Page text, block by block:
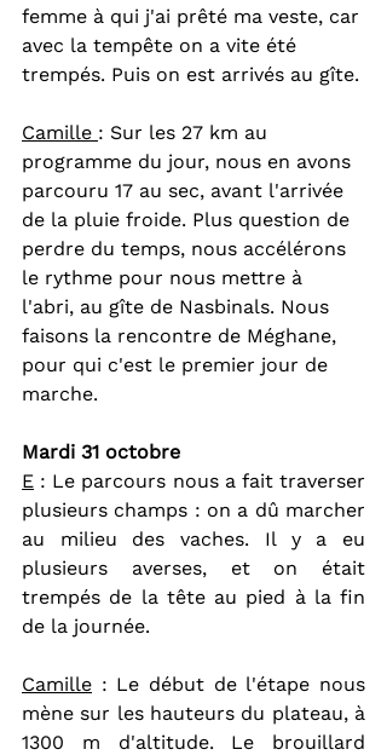
femme à qui j'ai prêté ma veste, car
avec la tempête on a vite été
trempés. Puis on est arrivés au gîte.
Camille : Sur les 27 km au
programme du jour, nous en avons
parcouru 17 au sec, avant l'arrivée
de la pluie froide. Plus question de
perdre du temps, nous accélérons
le rythme pour nous mettre à
l'abri, au gîte de Nasbinals. Nous
faisons la rencontre de Méghane,
pour qui c'est le premier jour de
marche.
Mardi 31 octobre
E : Le parcours nous a fait traverser
plusieurs champs : on a dû marcher
au milieu des vaches. Il y a eu
plusieurs averses, et on était
trempés de la tête au pied à la fin
de la journée.
Camille : Le début de l'étape nous
mène sur les hauteurs du plateau, à
1300 m d'altitude. Le brouillard